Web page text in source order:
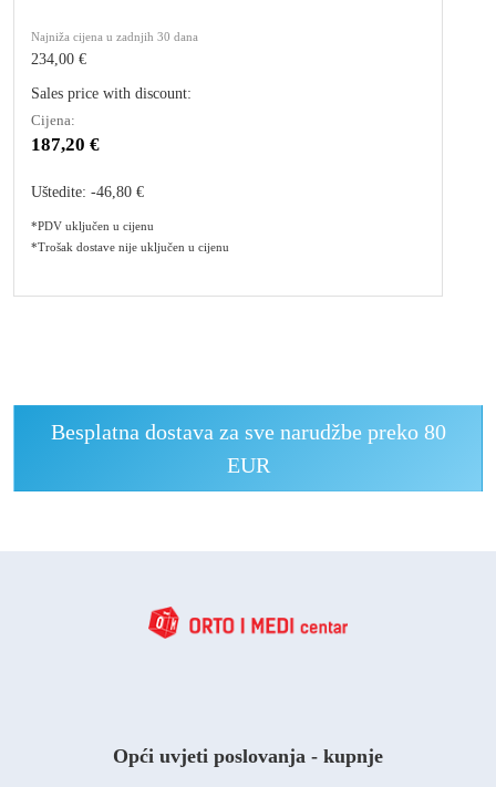
Najniža cijena u zadnjih 30 dana
234,00 €
Sales price with discount:
Cijena:
187,20 €
Uštedite: -46,80 €
*PDV uključen u cijenu
*Trošak dostave nije uključen u cijenu
Besplatna dostava za sve narudžbe preko 80
EUR
Opći uvjeti poslovanja - kupnje